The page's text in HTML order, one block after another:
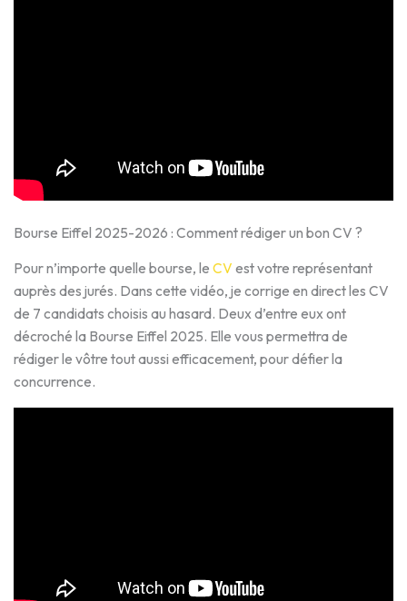
Bourse Eiffel 2025-2026 : Comment rédiger un bon CV ?
Pour n’importe quelle bourse, le CV est votre représentant
auprès des jurés. Dans cette vidéo, je corrige en direct les CV
de 7 candidats choisis au hasard. Deux d’entre eux ont
décroché la Bourse Eiffel 2025. Elle vous permettra de
rédiger le vôtre tout aussi efficacement, pour défier la
concurrence.